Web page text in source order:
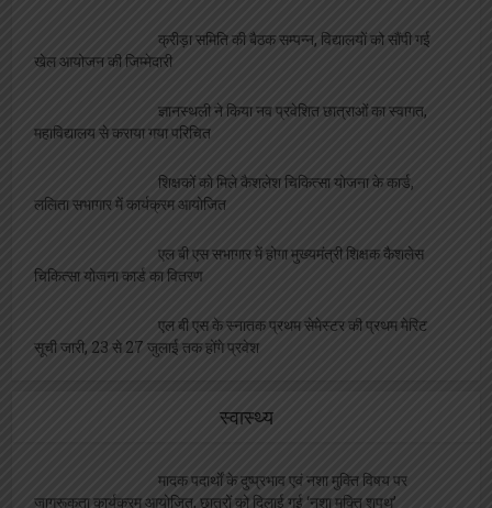
क्रीड़ा समिति की बैठक सम्पन्न, विद्यालयों को सौंपी गई
खेल आयोजन की जिम्मेदारी
ज्ञानस्थली ने किया नव प्रवेशित छात्राओं का स्वागत,
महाविद्यालय से कराया गया परिचित
शिक्षकों को मिले कैशलेश चिकित्सा योजना के कार्ड,
ललिता सभागार में कार्यक्रम आयोजित
एल बी एस सभागार में होगा मुख्यमंत्री शिक्षक कैशलेस
चिकित्सा योजना कार्ड का वितरण
एल बी एस के स्नातक प्रथम सेमेस्टर की प्रथम मेरिट
सूची जारी, 23 से 27 जुलाई तक होंगे प्रवेश
स्वास्थ्य
मादक पदार्थों के दुष्प्रभाव एवं नशा मुक्ति विषय पर
जागरूकता कार्यक्रम आयोजित, छात्रों को दिलाई गई ‘नशा मुक्ति शपथ’